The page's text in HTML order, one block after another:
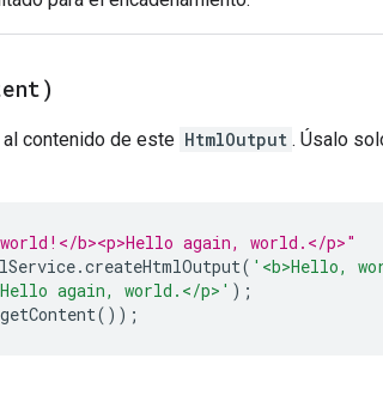
al contenido de este HtmlOutput . Úsalo
b><p>Hello again, world.</p>"
.createHtmlOutput( '<b>Hello,
again, world.</p>' );
getContent());